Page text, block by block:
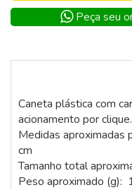
Peça seu
Caneta plástica com
acionamento por clique.
Medidas aproximadas
cm
Tamanho total
Peso aproximado (g):